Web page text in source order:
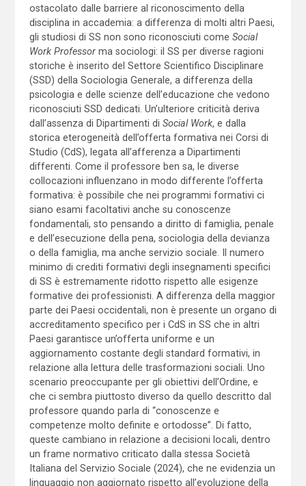
ostacolato dalle barriere al riconoscimento della
disciplina in accademia: a differenza di molti altri Paesi,
gli studiosi di SS non sono riconosciuti come Social
Work Professorma sociologi: il SS per diverse ragioni
storiche è inserito del Settore Scientifico Disciplinare
(SSD) della Sociologia Generale, a differenza della
psicologia e delle scienze dell’educazione che vedono
riconosciuti SSD dedicati. Un’ulteriore criticità deriva
dall’assenza di Dipartimenti di Social Work, e dalla
storica eterogeneità dell’offerta formativa nei Corsi di
Studio (CdS), legata all’afferenza a Dipartimenti
differenti. Come il professore ben sa, le diverse
collocazioni influenzano in modo differente l’offerta
formativa: è possibile che nei programmi formativi ci
siano esami facoltativi anche su conoscenze
fondamentali, sto pensando a diritto di famiglia, penale
e dell’esecuzione della pena, sociologia della devianza
o della famiglia, ma anche servizio sociale. Il numero
minimo di crediti formativi degli insegnamenti specifici
di SS è estremamente ridotto rispetto alle esigenze
formative dei professionisti. A differenza della maggior
parte dei Paesi occidentali, non è presente un organo di
accreditamento specifico per i CdS in SS che in altri
Paesi garantisce un’offerta uniforme e un
aggiornamento costante degli standard formativi, in
relazione alla lettura delle trasformazioni sociali. Uno
scenario preoccupante per gli obiettivi dell’Ordine, e
che ci sembra piuttosto diverso da quello descritto dal
professore quando parla di “conoscenze e
competenze molto definite e ortodosse”. Di fatto,
queste cambiano in relazione a decisioni locali, dentro
un frame normativo criticato dalla stessa Società
Italiana del Servizio Sociale (2024), che ne evidenzia un
linguaggio non aggiornato rispetto all’evoluzione della